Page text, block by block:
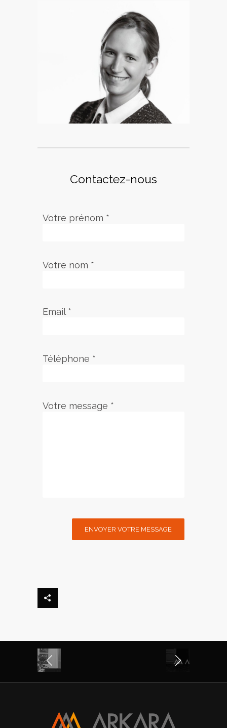
Pauline Ernoux
Associée
Contactez-nous
Votre prénom *
Votre nom *
Email *
Téléphone *
Votre message *